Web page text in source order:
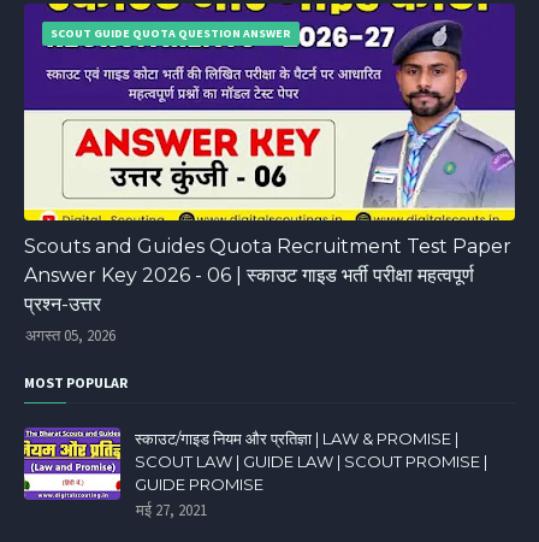
SCOUT GUIDE QUOTA QUESTION ANSWER
Scouts and Guides Quota Recruitment Test Paper
Answer Key 2026 - 06 | स्काउट गाइड भर्ती परीक्षा महत्वपूर्ण
प्रश्न-उत्तर
अगस्त 05, 2026
MOST POPULAR
स्काउट/गाइड नियम और प्रतिज्ञा | LAW & PROMISE |
SCOUT LAW | GUIDE LAW | SCOUT PROMISE |
GUIDE PROMISE
मई 27, 2021